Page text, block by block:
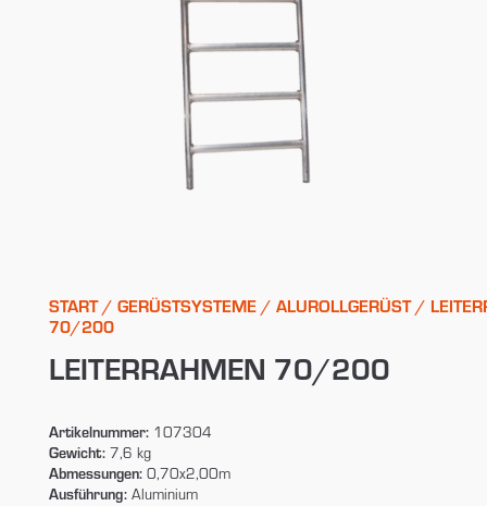
START/ GERÜSTSYSTEME/ ALUROLLGERÜST/
70/200
LEITERRAHMEN 70/200
Artikelnummer:107304
Gewicht:7,6 kg
Abmessungen:0,70x2,00m
Ausführung:Aluminium